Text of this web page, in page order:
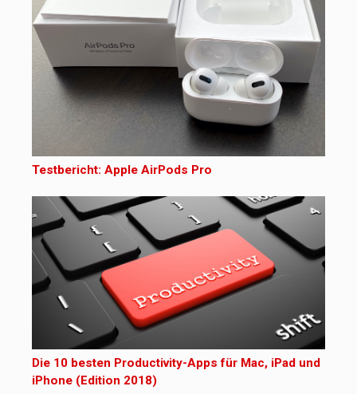
Testbericht: Apple AirPods Pro
Die 10 besten Productivity-Apps für Mac, iPad und
iPhone (Edition 2018)